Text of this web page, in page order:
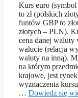
Kurs euro
to zł (polskich
funtów GBP to
złotych – PLN).
cena danej waluty
walucie (relacja
waluty na inną).
na którym
krajowe, jest
wyznaczenia
… Dowiedz się